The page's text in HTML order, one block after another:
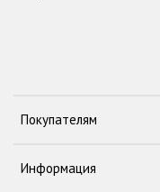
Покупателям
Информация